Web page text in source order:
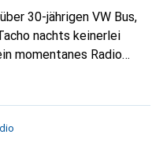
nachts keinerlei
momentanes Radio
sogar die Option
hat, das Licht komplett auszuschalten? Vielen Dank